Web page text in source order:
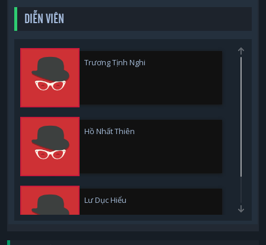
DIỄN VIÊN
Trương Tịnh Nghi
Hồ Nhất Thiên
Lư Dục Hiểu